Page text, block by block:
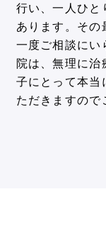
行い、一人ひと
あります。その
一度ご相談にい
院は、無理に
子にとって本当
ただきますので